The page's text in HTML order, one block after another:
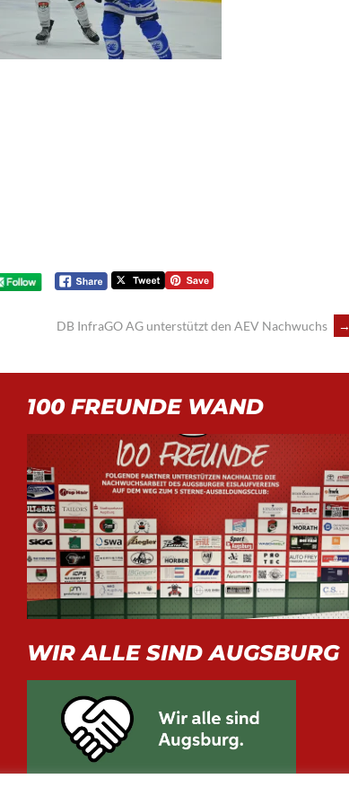
DB InfraGO AG unterstützt den AEV Nachwuchs →
100 FREUNDE WAND
WIR ALLE SIND AUGSBURG